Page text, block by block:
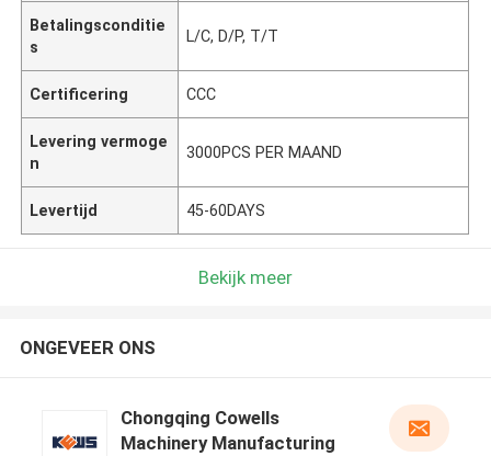
Betalingsconditie
s
L/C, D/P, T/T
Certificering CCC
Levering vermoge
n
3000PCS PER MAAND
Levertijd 45-60DAYS
Bekijk meer
ONGEVEER ONS
Chongqing Cowells
Machinery Manufacturing